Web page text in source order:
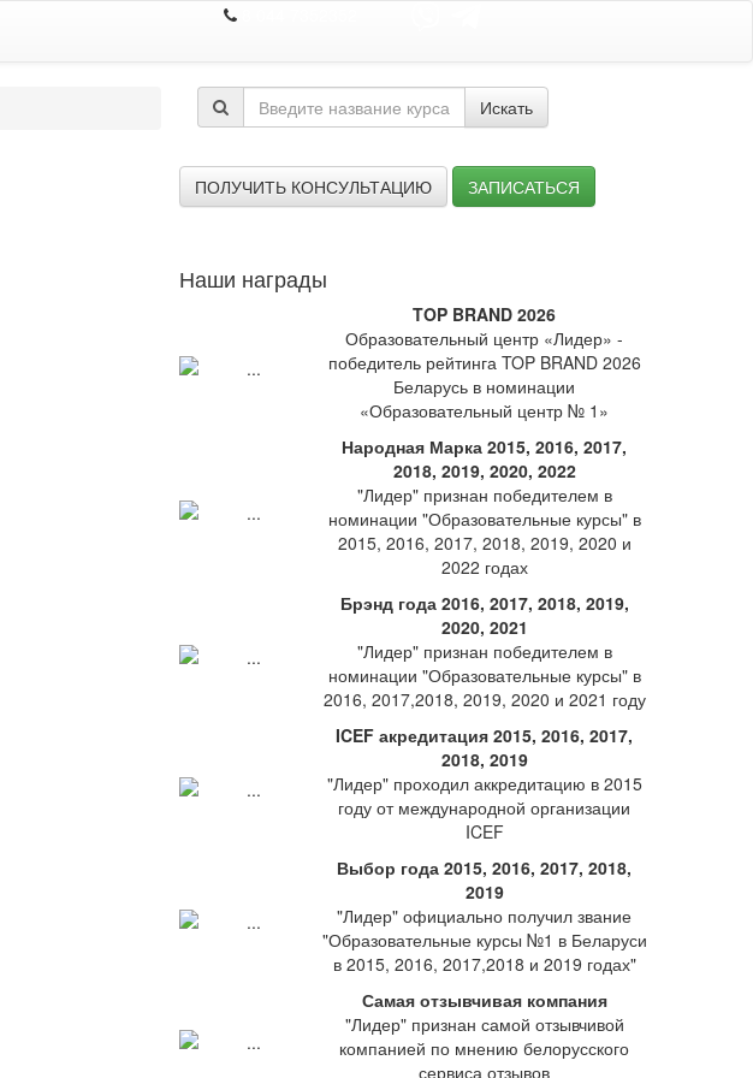
Искать
ПОЛУЧИТЬ КОНСУЛЬТАЦИЮ ЗАПИСАТЬСЯ
Наши награды
TOP BRAND 2026
Образовательный центр «Лидер» -
победитель рейтинга TOP BRAND 2026
Беларусь в номинации
«Образовательный центр № 1»
Народная Марка 2015, 2016, 2017,
2018, 2019, 2020, 2022
"Лидер" признан победителем в
номинации "Образовательные курсы" в
2015, 2016, 2017, 2018, 2019, 2020 и
2022 годах
Брэнд года 2016, 2017, 2018, 2019,
2020, 2021
"Лидер" признан победителем в
номинации "Образовательные курсы" в
2016, 2017,2018, 2019, 2020 и 2021 году
ICEF акредитация 2015, 2016, 2017,
2018, 2019
"Лидер" проходил аккредитацию в 2015
году от международной организации
ICEF
Выбор года 2015, 2016, 2017, 2018,
2019
"Лидер" официально получил звание
"Образовательные курсы №1 в Беларуси
в 2015, 2016, 2017,2018 и 2019 годах"
Самая отзывчивая компания
"Лидер" признан самой отзывчивой
компанией по мнению белорусского
сервиса отзывов